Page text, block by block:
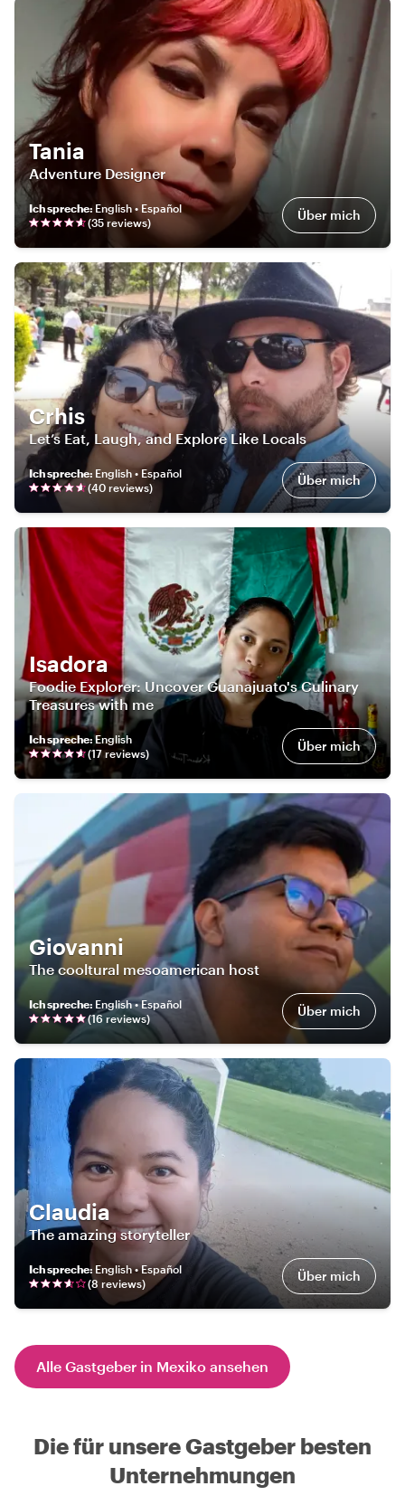
Tania
Adventure Designer
Ich spreche: English • Español
(35 reviews) Über mich
Crhis
Let’s Eat, Laugh, and Explore Like Locals
Ich spreche: English • Español
(40 reviews) Über mich
Isadora
Foodie Explorer: Uncover Guanajuato's Culinary
Treasures with me
Ich spreche:English
(17reviews) Über mich
Giovanni
The cooltural mesoamerican host
Ich spreche: English • Español
(16 reviews) Über mich
Claudia
The amazing storyteller
Ich spreche: English • Español
(8 reviews) Über mich
Alle Gastgeber in Mexiko ansehen
Die für unsere Gastgeber besten
Unternehmungen